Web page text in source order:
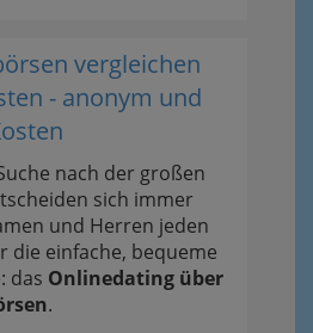
vergleichen
- anonym und
nach der großen
sich immer
und Herren jeden
die einfache, bequeme
das Onlinedating über
.